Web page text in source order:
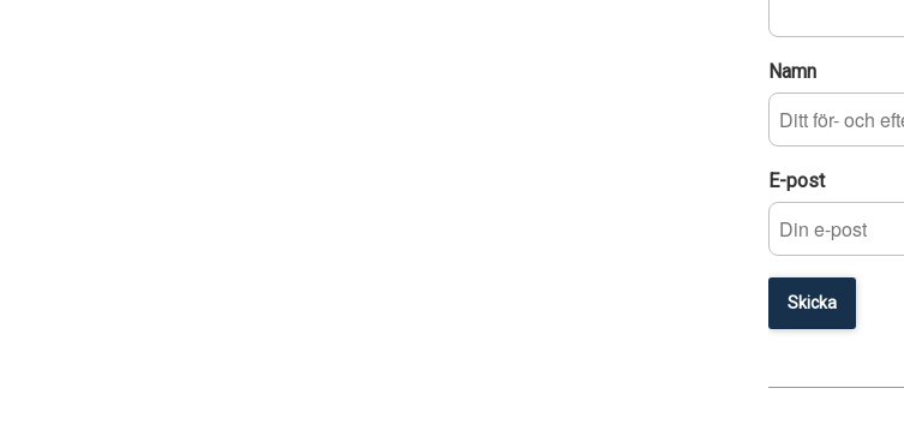
Namn
E-post